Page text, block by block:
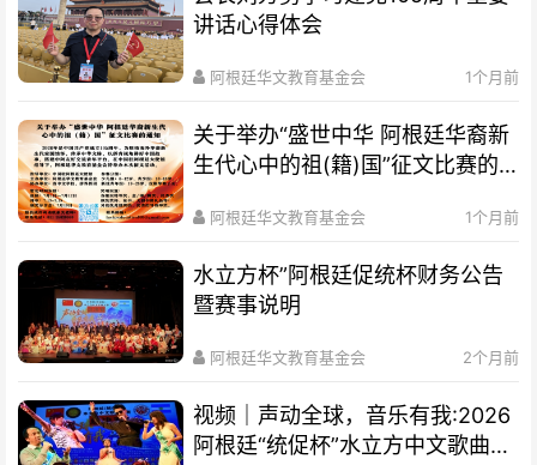
讲话心得体会
阿根廷华文教育基金会 1个月前
关于举办“盛世中华 阿根廷华裔新
生代心中的祖(籍)国”征文比赛的
阿根廷华文教育基金会 1个月前
水立方杯”阿根廷促统杯财务公告
暨赛事说明
阿根廷华文教育基金会 2个月前
视频｜声动全球，音乐有我:2026
阿根廷“统促杯”水立方中文歌曲大